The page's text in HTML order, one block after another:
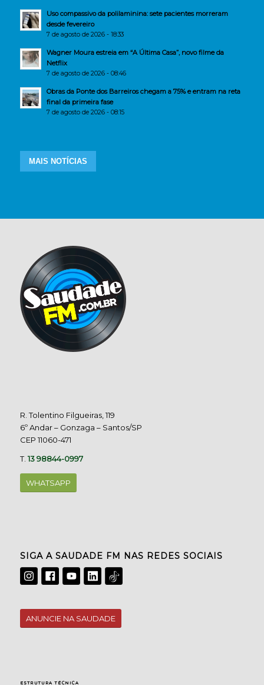
Uso compassivo da polilaminina: sete pacientes morreram
desde fevereiro
7 de agosto de 2026 - 18:33
Wagner Moura estreia em “A Última Casa”, novo filme da
Netflix
7 de agosto de 2026 - 08:46
Obras da Ponte dos Barreiros chegam a 75% e entram na reta
final da primeira fase
7 de agosto de 2026 - 08:15
MAIS NOTÍCIAS
R. Tolentino Filgueiras, 119
6º Andar – Gonzaga – Santos/SP
CEP 11060-471
T.13 98844-0997
WHATSAPP
SIGA A SAUDADE FM NAS REDES SOCIAIS
ANUNCIE NA SAUDADE